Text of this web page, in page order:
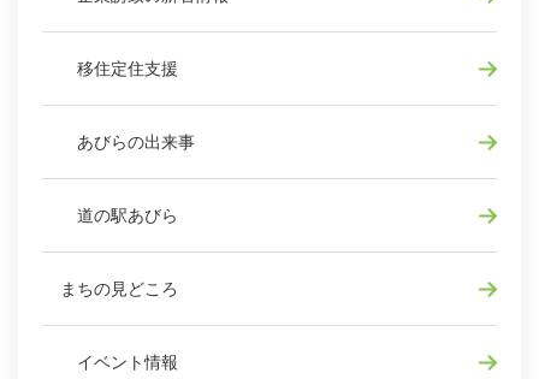
移住定住支援
あびらの出来事
道の駅あびら
まちの見どころ
イベント情報